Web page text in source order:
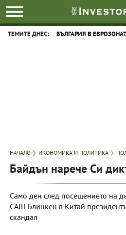
ТЕМИТЕ ДНЕС: БЪЛГАРИЯ В
НАЧАЛО ИКОНОМИКА И ПОЛИТИКА
Байдън нарече Си
Само ден след посещението на
САЩ Блинкен в Китай
скандал